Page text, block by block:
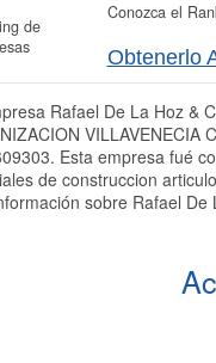
de
Conozca el
Obtenerlo
Rafael De La Hoz &
VILLAVENECIA
Esta empresa fué
de construccion
sobre Rafael